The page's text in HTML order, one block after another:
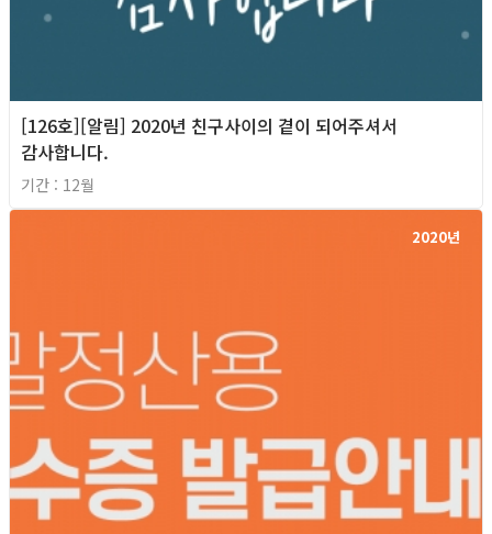
[126호][알림] 2020년 친구사이의 곁이 되어주셔서
감사합니다.
기간 : 12월
2020년